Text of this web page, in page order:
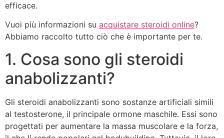
efficace.
Vuoi più informazioni su acquistare steroidi online?
Abbiamo raccolto tutto ciò che è importante per te.
1. Cosa sono gli steroidi
anabolizzanti?
Gli steroidi anabolizzanti sono sostanze artificiali simili
al testosterone, il principale ormone maschile. Essi sono
progettati per aumentare la massa muscolare e la forza,